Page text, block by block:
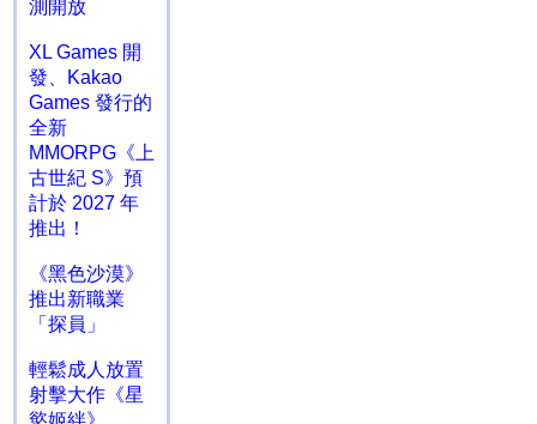
測開放
XL Games 開
發、Kakao
Games 發行的
全新
MMORPG《上
古世紀 S》預
計於 2027 年
推出！
《黑色沙漠》
推出新職業
「探員」
輕鬆成人放置
射擊大作《星
慾姬絆》